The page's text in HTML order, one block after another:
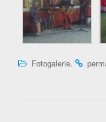
Fotogalerie.